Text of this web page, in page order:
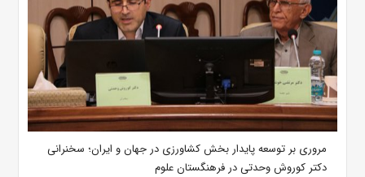
مروری بر توسعه پایدار بخش کشاورزی در جهان و ایران؛ سخنرانی
دکتر کوروش وحدتی در فرهنگستان علوم